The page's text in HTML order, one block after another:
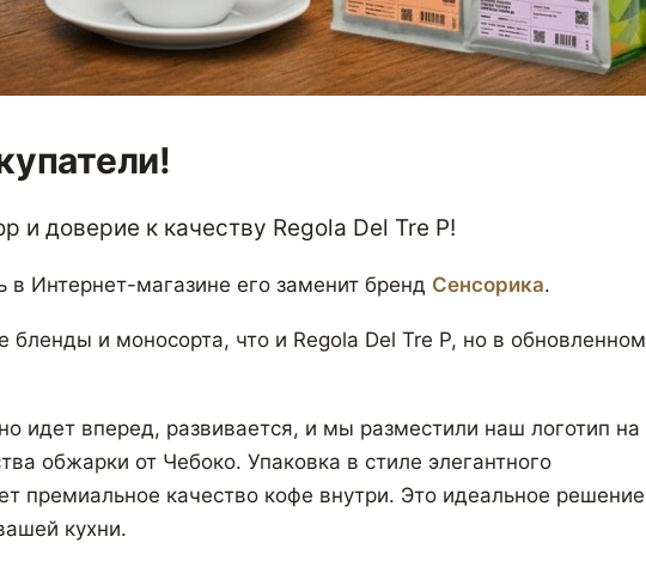
и доверие к качеству Regola Del Tre P!
Интернет-магазине его заменит бренд Сенсорика.
и моносорта, что и Regola Del Tre P, но в обновленном
идет вперед, развивается, и мы разместили наш логотип на
обжарки от Чебоко. Упаковка в стиле элегантного
премиальное качество кофе внутри. Это идеальное решение
кухни.